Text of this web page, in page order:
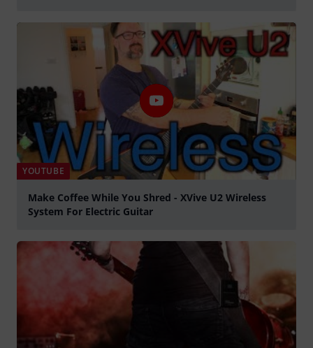
YOUTUBE
Make Coffee While You Shred - XVive U2 Wireless
System For Electric Guitar